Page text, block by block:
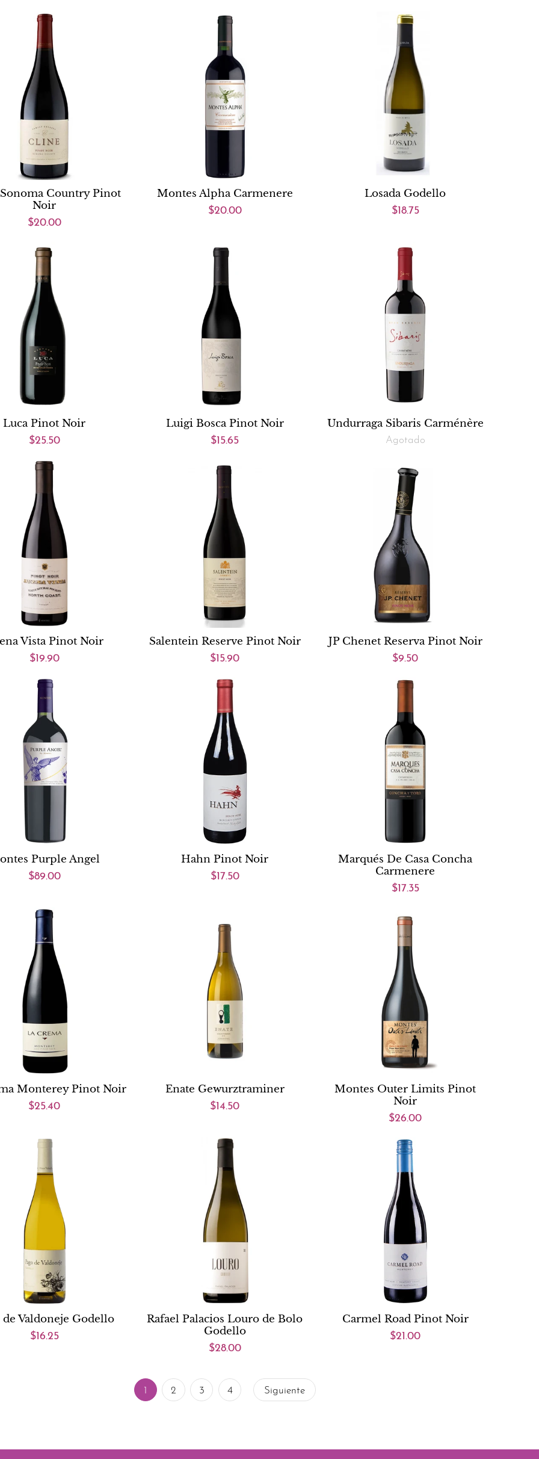
Country Pinot
Noir
$20.00
Montes Alpha Carmenere
$20.00
Losada Godello
$18.75
Luca Pinot Noir
$25.50
Luigi Bosca Pinot Noir
$15.65
Undurraga Sibaris Carménère
Agotado
Vista Pinot Noir
$19.90
Salentein Reserve Pinot Noir
$15.90
JP Chenet Reserva Pinot Noir
$9.50
Purple Angel
$89.00
Hahn Pinot Noir
$17.50
Marqués De Casa Concha
Carmenere
$17.35
Monterey Pinot Noir
$25.40
Enate Gewurztraminer
$14.50
Montes Outer Limits Pinot
Noir
$26.00
de Valdoneje Godello
$16.25
Rafael Palacios Louro de Bolo
Godello
$28.00
Carmel Road Pinot Noir
$21.00
1 2 3 4 Siguiente